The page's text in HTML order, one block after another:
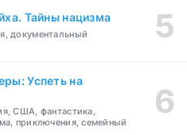
Тайны нацизма
документальный
Успеть на
США, фантастика,
приключения, семейный